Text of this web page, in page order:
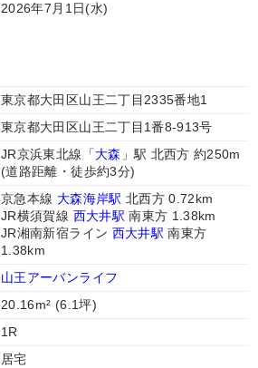
2026年7月1日(水)
東京都大田区山王二丁目2335番地1
東京都大田区山王二丁目1番8-913号
JR京浜東北線「大森 」駅 北西方 約250m
(道路距離・徒歩約3分)
京急本線 大森海岸駅 北西方 0.72km
JR横須賀線 西大井駅 南東方 1.38km
JR湘南新宿ライン 西大井駅 南東方
1.38km
山王アーバンライフ
20.16m² (6.1坪)
1R
居宅